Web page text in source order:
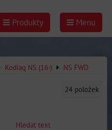
Produkty Menu
Kodiaq NS (16-) NS FWD
24 položek
Hledat text